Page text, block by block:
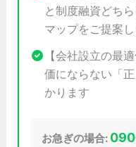
と制度融資どち
マップをご提案
【会社設立の最
価にならない「
かります
お急ぎの場合: